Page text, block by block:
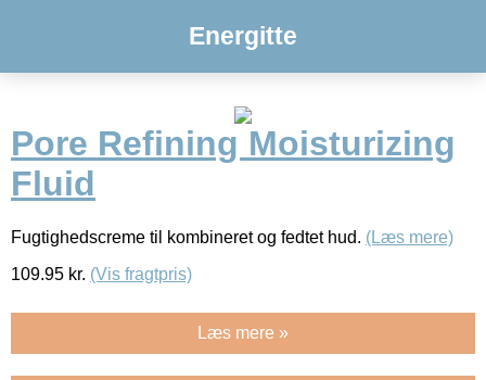
Energitte
Pore Refining Moisturizing
Fluid
Fugtighedscreme til kombineret og fedtet hud. (Læs mere)
109.95 kr. (Vis fragtpris)
Læs mere »